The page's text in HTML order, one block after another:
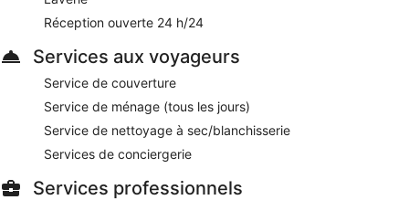
disposition des voyageurs d'affaires. Dans une atmosphère
luxueuse très agréable, Muong Thanh Luxury Buon Ma Thuot
une laverie.
Cet hôtel 5 de Ban-Me-Thuot est non-fumeurs.
- Ce restaurant propose des spécialités Cuisine
locale et internationale et sert le petit déjeuner, le déjeuner et
le dîner. Vous pouvez profiter d'un moment de détente en
jours.
Réception ouverte 24 h/24
Services aux voyageurs
Service de couverture
Service de ménage (tous les jours)
Service de nettoyage à sec/blanchisserie
Services de conciergerie
Services professionnels